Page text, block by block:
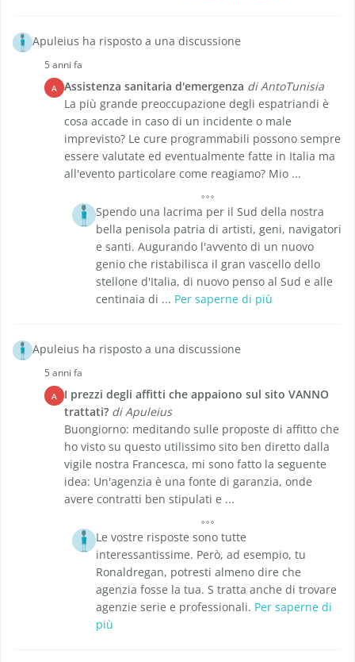
Apuleius ha risposto a una discussione
5 anni fa
A Assistenza sanitaria d'emergenza di AntoTunisia
La più grande preoccupazione degli espatriandi è
cosa accade in caso di un incidente o male
imprevisto? Le cure programmabili possono sempre
essere valutate ed eventualmente fatte in Italia ma
all'evento particolare come reagiamo? Mio ...
Spendo una lacrima per il Sud della nostra
bella penisola patria di artisti, geni, navigatori
e santi. Augurando l'avvento di un nuovo
genio che ristabilisca il gran vascello dello
stellone d'Italia, di nuovo penso al Sud e alle
centinaia di ... Per saperne di più
Apuleius ha risposto a una discussione
5 anni fa
A
I prezzi degli affitti che appaiono sul sito VANNO
trattati? di Apuleius
Buongiorno: meditando sulle proposte di affitto che
ho visto su questo utilissimo sito ben diretto dalla
vigile nostra Francesca, mi sono fatto la seguente
idea: Un'agenzia è una fonte di garanzia, onde
avere contratti ben stipulati e ...
Le vostre risposte sono tutte
interessantissime. Però, ad esempio, tu
Ronaldregan, potresti almeno dire che
agenzia fosse la tua. S tratta anche di trovare
agenzie serie e professionali. Per saperne di
più